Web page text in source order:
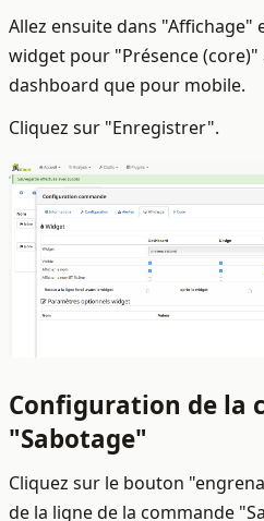
Allez ensuite dans "Affichage"
widget pour "Présence
dashboard que pour mobile.
Cliquez sur "Enregistrer".
Configuration de la
"Sabotage"
Cliquez sur le bouton
de la ligne de la commande